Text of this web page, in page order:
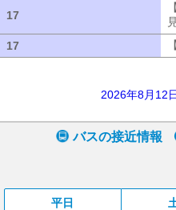
17
17
2026年8月12
バスの接近情報
平日